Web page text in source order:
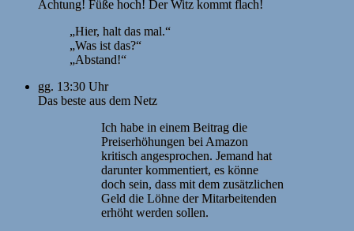
Achtung! Füße hoch! Der Witz kommt flach!
„Hier, halt das mal.“
„Was ist das?“
„Abstand!“
gg. 13:30 Uhr
Das beste aus dem Netz
Ich habe in einem Beitrag die
Preiserhöhungen bei Amazon
kritisch angesprochen. Jemand hat
darunter kommentiert, es könne
doch sein, dass mit dem zusätzlichen
Geld die Löhne der Mitarbeitenden
erhöht werden sollen.